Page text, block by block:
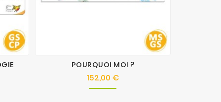
POURQUOI MOI ?
152,00 €Prix